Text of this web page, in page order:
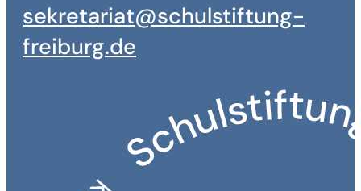
sekretariat@schulstiftung-
freiburg.de